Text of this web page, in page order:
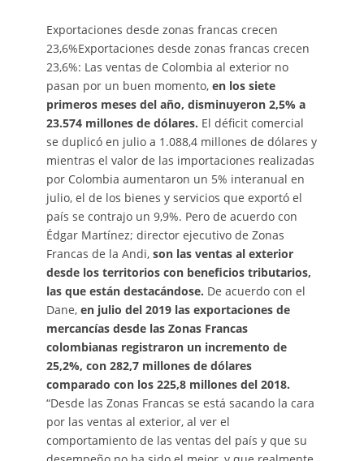
Exportaciones desde zonas francas crecen
23,6%Exportaciones desde zonas francas crecen
23,6%: Las ventas de Colombia al exterior no
pasan por un buen momento,en los siete
primeros meses del año, disminuyeron 2,5% a
23.574 millones de dólares. El déficit comercial
se duplicó en julio a 1.088,4 millones de dólares y
mientras el valor de las importaciones realizadas
por Colombia aumentaron un 5% interanual en
julio, el de los bienes y servicios que exportó el
país se contrajo un 9,9%. Pero de acuerdo con
Édgar Martínez; director ejecutivo de Zonas
Francas de la Andi, son las ventas al exterior
desde los territorios con beneficios tributarios,
las que están destacándose. De acuerdo con el
Dane, en julio del 2019 las exportaciones de
mercancías desde las Zonas Francas
colombianas registraron un incremento de
25,2%, con 282,7 millones de dólares
comparado con los 225,8 millones del 2018.
“Desde las Zonas Francas se está sacando la cara
por las ventas al exterior, al ver el
comportamiento de las ventas del país y que su